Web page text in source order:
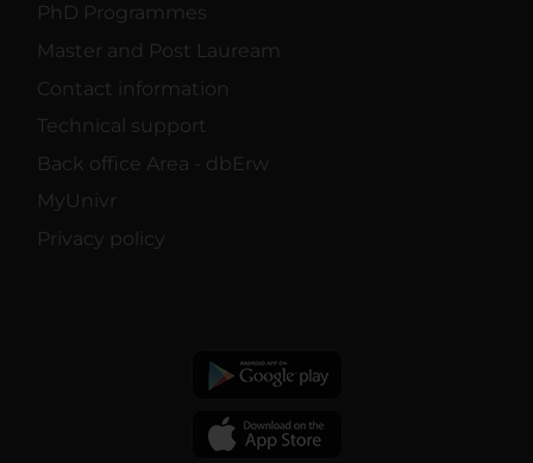
PhD Programmes
Master and Post Lauream
Contact information
Technical support
Back office Area - dbErw
MyUnivr
Privacy policy